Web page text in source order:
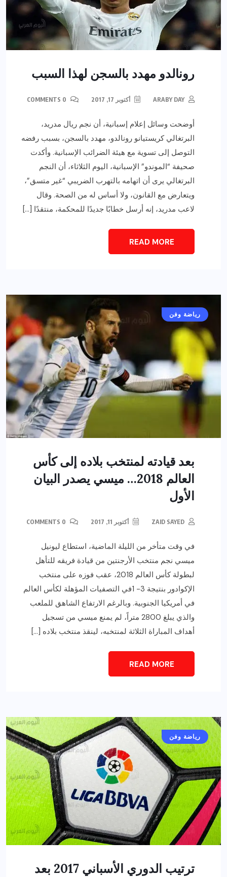
رونالدو مهدد بالسجن لهذا السبب
ARABY DAY أكتوبر 17, 2017
أوضحت وسائل إعلام إسبانية، أن نجم ريال مدريد،
البرتغالي كريستيانو رونالدو، مهدد بالسجن، بسبب رفضه
التوصل إلى تسوية مع هيئة الضرائب الإسبانية. وأكدت
صحيفة “الموندو” الإسبانية، اليوم الثلاثاء، أن النجم
البرتغالي يرى أن اتهامه بالتهرب الضريبي “غير متسق”،
ويتعارض مع القانون، ولا أساس له من الصحة. وقال
لاعب مدريد، إنه أرسل خطابًا جديدًا للمحكمة، منتقدًا […]
READ MORE
رياضة وفن
بعد قيادته لمنتخب بلاده إلى كأس
العالم 2018… ميسي يصدر البيان
الأول
ZAID SAYED أكتوبر 11, 2017
في وقت متأخر من الليلة الماضية، استطاع ليونيل
ميسي نجم منتخب الأرجنتين من قيادة فريقه للتأهل
لبطولة كأس العالم 2018، عقب فوزه على منتخب
الإكوادور بنتيجة 3- 1في التصفيات المؤهلة لكأس العالم
في أمريكيا الجنوبية. وبالرغم الارتفاع الشاهق للملعب
والذي يبلغ 2800 متراً، لم يمنع ميسي من تسجيل
أهداف المباراة الثلاثة لمنتخبه، لينقذ منتخب بلاده […]
READ MORE
رياضة وفن
ترتيب الدوري الأسباني 2017 بعد